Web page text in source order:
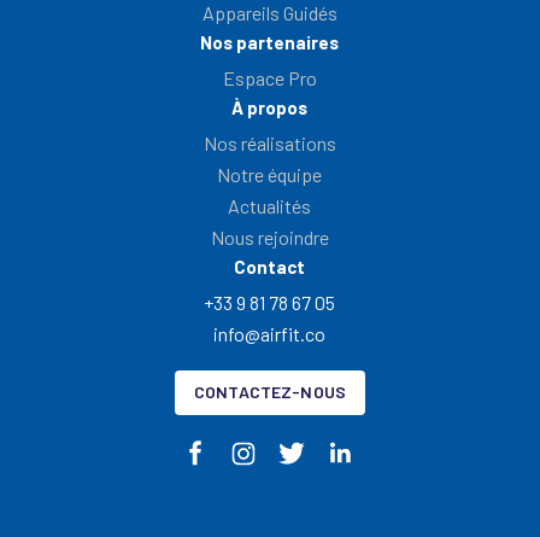
Appareils Guidés
Nos partenaires
Espace Pro
À propos
Nos réalisations
Notre équipe
Actualités
Nous rejoindre
Contact
+33 9 81 78 67 05
info@airfit.co
CONTACTEZ-NOUS